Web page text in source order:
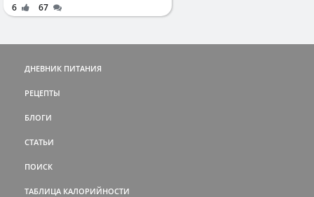
6 67
ДНЕВНИК ПИТАНИЯ
РЕЦЕПТЫ
БЛОГИ
СТАТЬИ
ПОИСК
ТАБЛИЦА КАЛОРИЙНОСТИ